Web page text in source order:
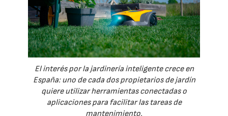
El interés por la jardinería inteligente crece en
España: uno de cada dos propietarios de jardín
quiere utilizar herramientas conectadas o
aplicaciones para facilitar las tareas de
mantenimiento.